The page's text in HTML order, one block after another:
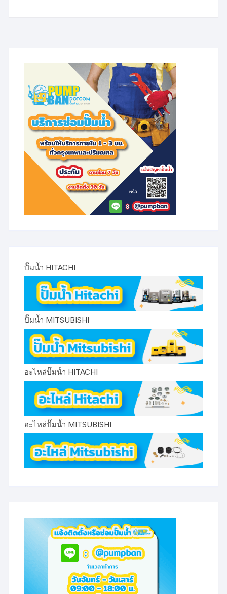
ปั๊มน้ำ HITACHI
ปั๊มน้ำ MITSUBISHI
อะไหล่ปั๊มน้ำ HITACHI
อะไหล่ปั๊มน้ำ MITSUBISHI